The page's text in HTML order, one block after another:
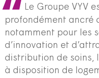
Le Groupe VYV
profondément ancré
notamment pour les
d’innovation et
distribution de soins,
à disposition de